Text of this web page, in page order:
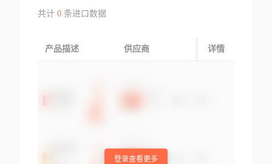
共计 0条进口数据
产品描述 供应商 起运国/地区
详情
登录查看更多